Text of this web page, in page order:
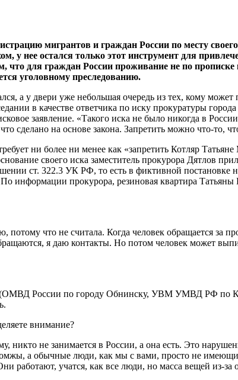
мигрантов и граждан России по месту
у нее остался только этот инструмент для
что для граждан России проживание не по
уголовному преследованию.
а у двери уже небольшая очередь из тех, кому
в качестве ответчика по иску прокуратуры
заявление. «Такого иска не было никогда в
сделано на основе закона. Запретить можно что-то,
ни более ни менее как «запретить Котляр
своего иска заместитель прокурора Дятлов
ст. 322.3 УК РФ, то есть в фиктивной постановке
информации прокурора, резиновая квартира
потому что не считала. Когда человек обращается за
я даю контакты. Но потом человек может
(ОМВД России по городу Обнинску, УВМ УМВД РФ по
внимание?
не занимается в России, а она есть. Это
а обычные люди, как мы с вами, просто не
учатся, как все люди, но масса вещей из-за